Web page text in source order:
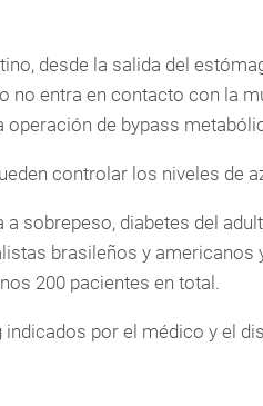
desde la salida del
no entra en contacto con la
de bypass
controlar los niveles de
sobrepeso, diabetes del
brasileños y americanos
200 pacientes en total.
por el médico y el